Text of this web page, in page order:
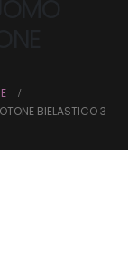
BIELASTICO 3